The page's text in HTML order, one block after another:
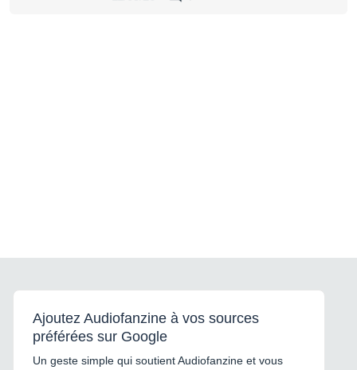
Ajoutez Audiofanzine à vos sources
préférées sur Google
Un geste simple qui soutient Audiofanzine et vous